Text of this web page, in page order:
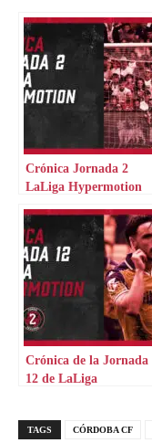
Crónica Jornada 2
LaLiga Hypermotion
Crónica de la Jornada
12 de LaLiga
TAGS CÓRDOBA CF